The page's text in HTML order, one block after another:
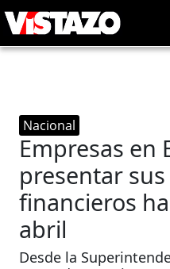
Nacional
Empresas en
presentar
financieros
abril
Desde la